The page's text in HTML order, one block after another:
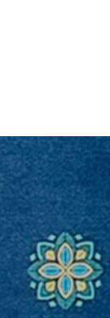
15 минут и
от 5